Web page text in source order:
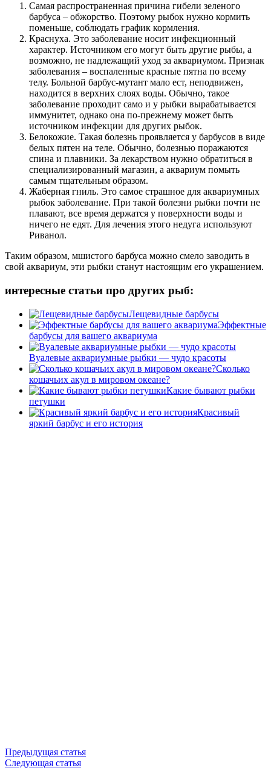
Самая распространенная причина гибели зеленого
барбуса – обжорство. Поэтому рыбок нужно кормить
поменьше, соблюдать график кормления.
Краснуха. Это заболевание носит инфекционный
характер. Источником его могут быть другие рыбы, а
возможно, не надлежащий уход за аквариумом. Признак
заболевания – воспаленные красные пятна по всему
телу. Больной барбус-мутант мало ест, неподвижен,
находится в верхних слоях воды. Обычно, такое
заболевание проходит само и у рыбки вырабатывается
иммунитет, однако она по-прежнему может быть
источником инфекции для других рыбок.
Белокожие. Такая болезнь проявляется у барбусов в виде
белых пятен на теле. Обычно, болезнью поражаются
спина и плавники. За лекарством нужно обратиться в
специализированный магазин, а аквариум помыть
самым тщательным образом.
Жаберная гниль. Это самое страшное для аквариумных
рыбок заболевание. При такой болезни рыбки почти не
плавают, все время держатся у поверхности воды и
ничего не едят. Для лечения этого недуга используют
Риванол.
Таким образом, мшистого барбуса можно смело заводить в
свой аквариум, эти рыбки станут настоящим его украшением.
интересные статьи про других рыб:
Лещевидные барбусы
Эффектные
барбусы для вашего аквариума
Вуалевые аквариумные рыбки — чудо красоты
Сколько
кошачьих акул в мировом океане?
Какие бывают рыбки
петушки
Красивый
яркий барбус и его история
Предыдущая статья
Следующая статья